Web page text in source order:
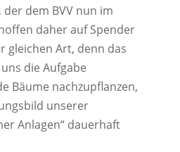
dem BVV nun im
daher auf Spender
gleichen Art, denn das
die Aufgabe
Bäume nachzupflanzen,
unserer
Anlagen“ dauerhaft